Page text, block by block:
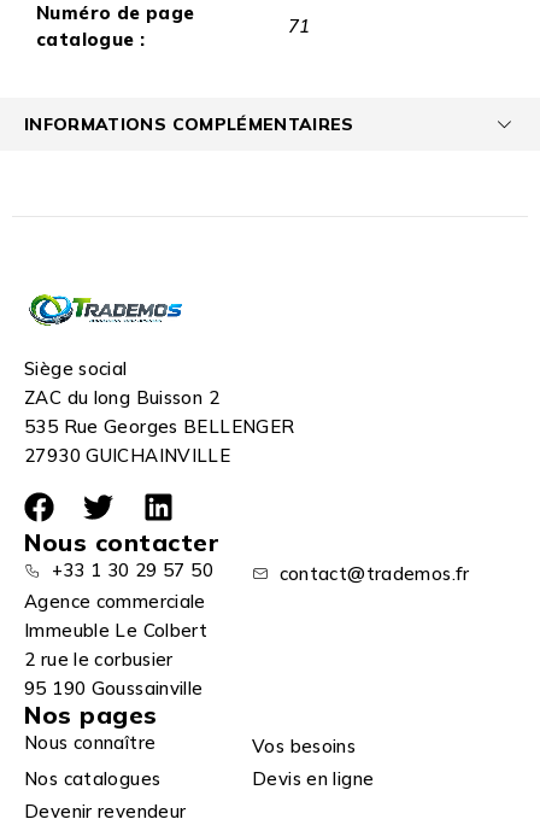
Numéro de page
catalogue :
71
INFORMATIONS COMPLÉMENTAIRES
Siège social
ZAC du long Buisson 2
535 Rue Georges BELLENGER
27930 GUICHAINVILLE
Nous contacter
+33 1 30 29 57 50
contact@trademos.fr
Agence commerciale
Immeuble Le Colbert
2 rue le corbusier
95 190 Goussainville
Nos pages
Nous connaître
Vos besoins
Nos catalogues
Devis en ligne
Devenir revendeur